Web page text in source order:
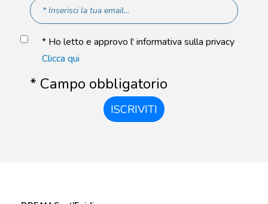
* Ho letto e approvo l' informativa sulla privacy
Clicca qui
* Campo obbligatorio
ISCRIVITI